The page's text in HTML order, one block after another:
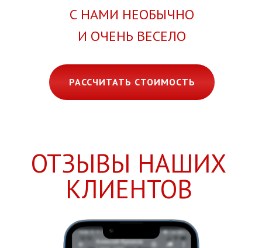
С НАМИ НЕОБЫЧНО
И ОЧЕНЬ ВЕСЕЛО
РАССЧИТАТЬ СТОИМОСТЬ
ОТЗЫВЫ НАШИХ
КЛИЕНТОВ